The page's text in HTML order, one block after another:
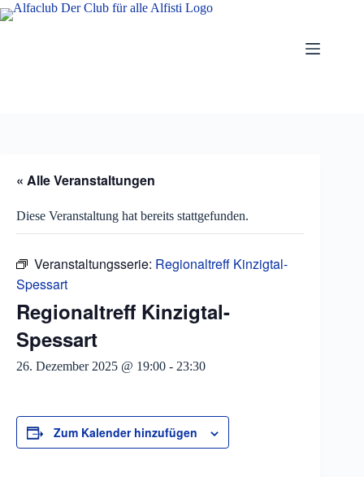
Zum
Inhalt
« Alle Veranstaltungen
Diese Veranstaltung hat bereits stattgefunden.
Veranstaltungsserie: Regionaltreff Kinzigtal-
Spessart
Regionaltreff Kinzigtal-
Spessart
26. Dezember 2025 @ 19:00 - 23:30
Zum Kalender hinzufügen